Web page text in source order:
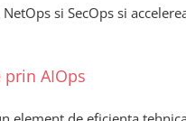
si SecOps si
AIOps